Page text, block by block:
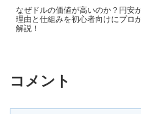
なぜドルの価値が高いのか？円安
理由と仕組みを初心者向けにプロ
解説！
コメント